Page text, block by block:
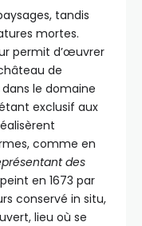
tandis
mortes.
permit d’œuvrer
de
dans le domaine
exclusif aux
comme en
des
peint en 1673 par
conservé in situ,
lieu où se